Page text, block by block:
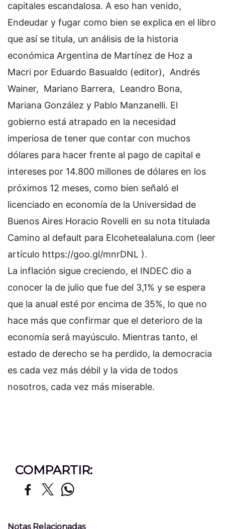
capitales escandalosa. A eso han venido,
Endeudar y fugar como bien se explica en el libro
que así se titula, un análisis de la historia
económica Argentina de Martínez de Hoz a
Macri por Eduardo Basualdo (editor), Andrés
Wainer, Mariano Barrera, Leandro Bona,
Mariana González y Pablo Manzanelli. El
gobierno está atrapado en la necesidad
imperiosa de tener que contar con muchos
dólares para hacer frente al pago de capital e
intereses por 14.800 millones de dólares en los
próximos 12 meses, como bien señaló el
licenciado en economía de la Universidad de
Buenos Aires Horacio Rovelli en su nota titulada
Camino al default para Elcohetealaluna.com (leer
artículo https://goo.gl/mnrDNL ).
La inflación sigue creciendo, el INDEC dio a
conocer la de julio que fue del 3,1% y se espera
que la anual esté por encima de 35%, lo que no
hace más que confirmar que el deterioro de la
economía será mayúsculo. Mientras tanto, el
estado de derecho se ha perdido, la democracia
es cada vez más débil y la vida de todos
nosotros, cada vez más miserable.
COMPARTIR:
Notas Relacionadas